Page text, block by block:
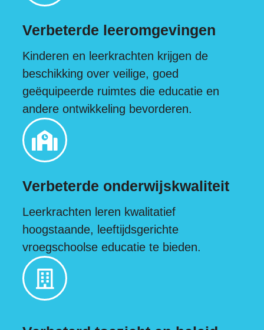
Verbeterde leeromgevingen
Kinderen en leerkrachten krijgen de
beschikking over veilige, goed
geëquipeerde ruimtes die educatie en
andere ontwikkeling bevorderen.
Verbeterde onderwijskwaliteit
Leerkrachten leren kwalitatief
hoogstaande, leeftijdsgerichte
vroegschoolse educatie te bieden.